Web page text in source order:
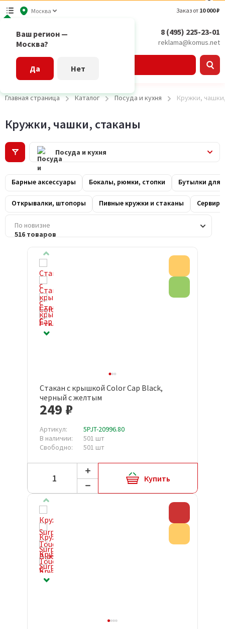
Москва
Ваш регион —
Москва?
Да Нет
Заказ от 10 000 ₽
8 (495) 225-23-01
reklama@komus.net
Главная страница Каталог Посуда и кухня Кружки,
Кружки, чашки, стаканы
Посуда и кухня
Барные аксессуары Бокалы, рюмки, стопки Бутылки для
Открывалки, штопоры Пивные кружки и стаканы
По новизне
516 товаров
Стакан с крышкой Color Cap Black,
черный с желтым
249 ₽
Артикул:
5PJT-20996.80
В наличии:
501 шт
Свободно:
501 шт
Купить